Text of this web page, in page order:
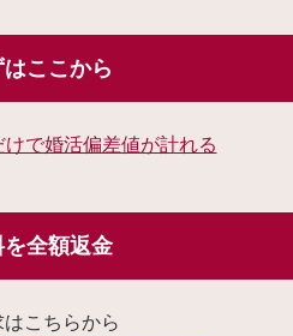
はここから
で婚活偏差値が計れる
全額返金
こちらから